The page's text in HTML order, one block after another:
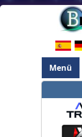
Menü